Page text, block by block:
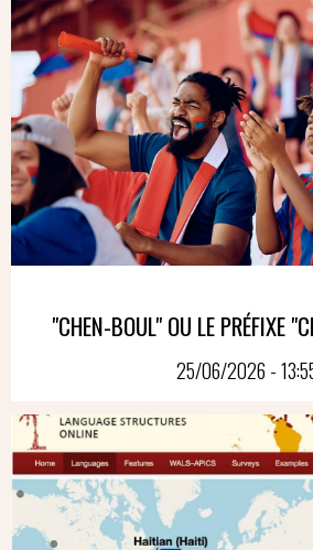
"CHEN-BOUL" OU LE PRÉFIXE
25/06/2026 -